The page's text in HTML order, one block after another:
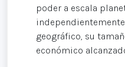
poder a escala
geográfico, su
económico